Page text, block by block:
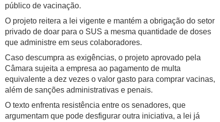
público de vacinação.
O projeto reitera a lei vigente e mantém a obrigação do setor
privado de doar para o SUS a mesma quantidade de doses
que administre em seus colaboradores.
Caso descumpra as exigências, o projeto aprovado pela
Câmara sujeita a empresa ao pagamento de multa
equivalente a dez vezes o valor gasto para comprar vacinas,
além de sanções administrativas e penais.
O texto enfrenta resistência entre os senadores, que
argumentam que pode desfigurar outra iniciativa, a lei já